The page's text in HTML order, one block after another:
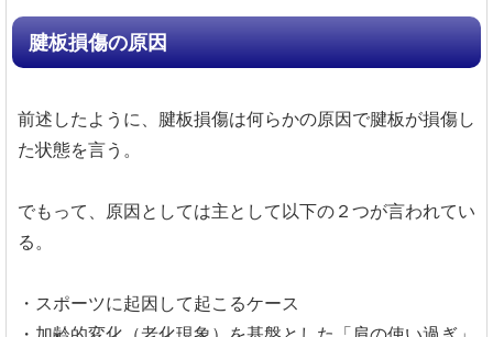
腱板損傷の原因
前述したように、腱板損傷は何らかの原因で腱板が損傷し
た状態を言う。
でもって、原因としては主として以下の２つが言われてい
る。
・スポーツに起因して起こるケース